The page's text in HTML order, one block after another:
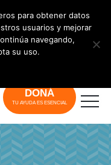
DONÁ
TU AYUDA ES ESENCIAL
para obtener datos
usuarios y mejorar
navegando,
su uso.